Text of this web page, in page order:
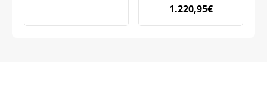
1.220,95€
Weitere Informationen darüber, wie wir Ihre Daten für
Marketingkommunikation verarbeiten. Lesen Sie unsere